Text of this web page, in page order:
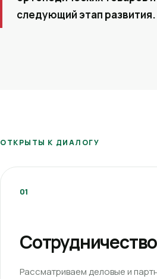
следующий этап развития.
ОТКРЫТЫ К ДИАЛОГУ
01
Сотрудничество
Рассматриваем деловые и